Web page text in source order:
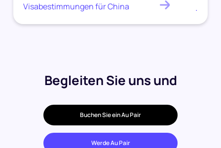
Visabestimmungen für China .
Begleiten Sie uns und
Buchen Sie ein Au Pair
Werde Au Pair